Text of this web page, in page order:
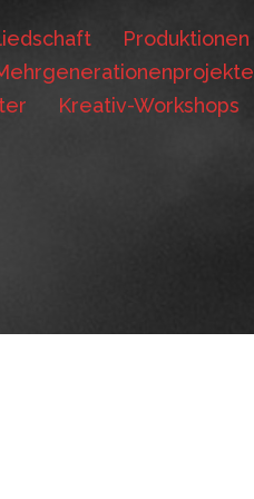
Produktionen
Kreativ-Workshops